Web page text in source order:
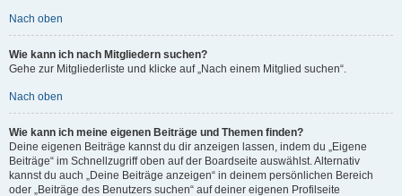
Nach oben
Wie kann ich nach Mitgliedern suchen?
Gehe zur Mitgliederliste und klicke auf „Nach einem Mitglied suchen“.
Nach oben
Wie kann ich meine eigenen Beiträge und Themen finden?
Deine eigenen Beiträge kannst du dir anzeigen lassen, indem du „Eigene
Beiträge“ im Schnellzugriff oben auf der Boardseite auswählst. Alternativ
kannst du auch „Deine Beiträge anzeigen“ in deinem persönlichen Bereich
oder „Beiträge des Benutzers suchen“ auf deiner eigenen Profilseite